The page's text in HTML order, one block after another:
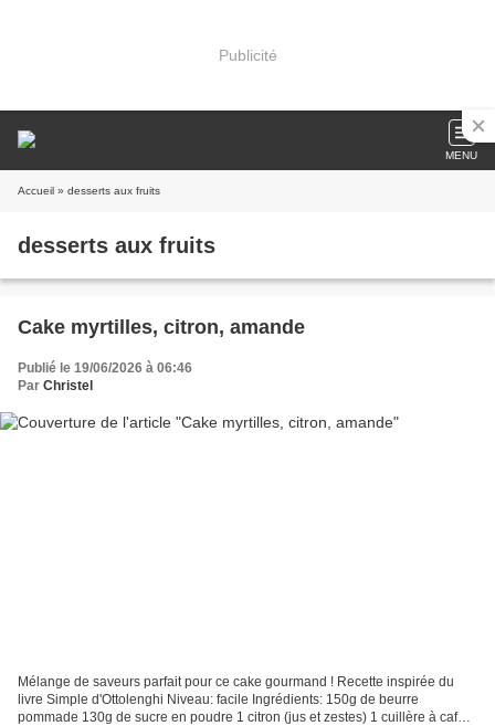
Publicité
MENU
Accueil » desserts aux fruits
desserts aux fruits
Cake myrtilles, citron, amande
Publié le 19/06/2026 à 06:46
Par Christel
Mélange de saveurs parfait pour ce cake gourmand ! Recette inspirée du
livre Simple d'Ottolenghi Niveau: facile Ingrédients: 150g de beurre
pommade 130g de sucre en poudre 1 citron (jus et zestes) 1 cuillère à café